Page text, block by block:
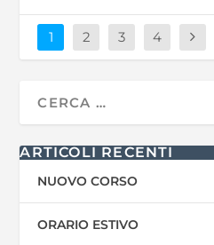
1 2 3 4
ARTICOLI RECENTI
NUOVO CORSO
ORARIO ESTIVO